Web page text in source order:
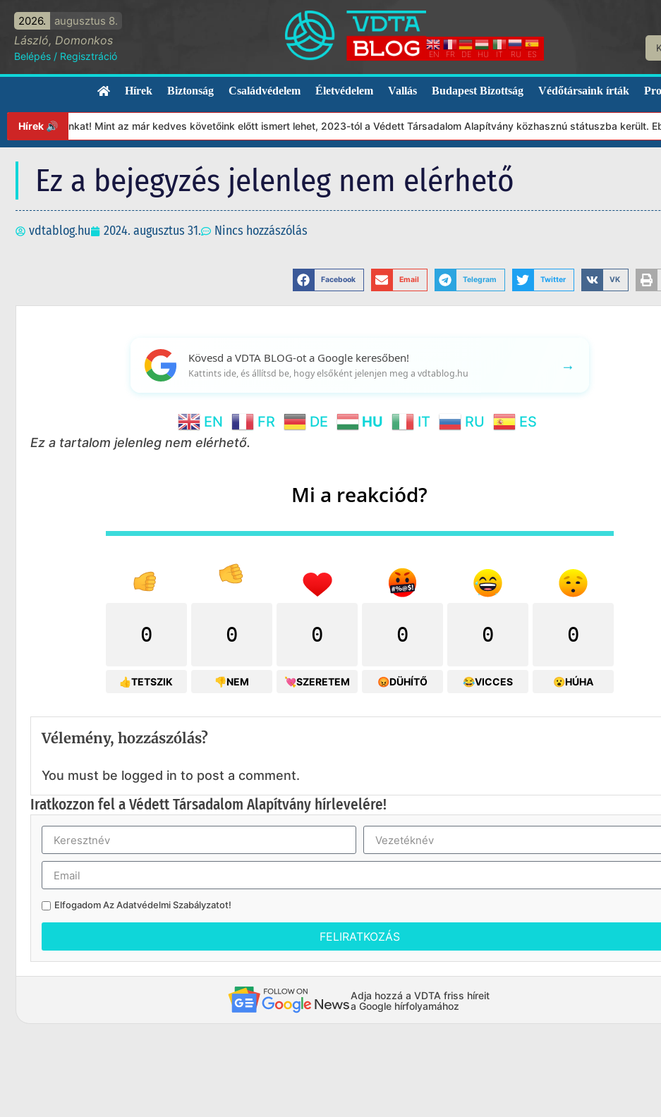
2026. augusztus 8.
László, Domonkos
Belépés / Regisztráció EN FR DE HU IT RU ES
Hírek Biztonság Családvédelem Életvédelem Vallás Budapest Bizottság Védőtársaink írták
Hírek 🔊 Mint az már kedves követőink előtt ismert lehet, 2023-tól a Védett Társadalom Alapítvány közhasznú státuszba került.
Ez a bejegyzés jelenleg nem elérhető
vdtablog.hu 2024. augusztus 31. Nincs hozzászólás
Facebook Email Telegram Twitter VK
Kövesd a VDTA BLOG-ot a Google keresőben!
Kattints ide, és állítsd be, hogy elsőként jelenjen meg a vdtablog.hu →
EN FR DE HU IT RU ES
Ez a tartalom jelenleg nem elérhető.
Mi a reakciód?
0
👍TETSZIK
0
👎NEM
0
💘SZERETEM
0
😡DÜHÍTŐ
0
😂VICCES
0
😮HÚHA
Vélemény, hozzászólás?
You must be logged in to post a comment.
Iratkozzon fel a Védett Társadalom Alapítvány hírlevelére!
Elfogadom AzAdatvédelmi Szabályzatot!
FELIRATKOZÁS
Adja hozzá a VDTA friss híreit
a Google hírfolyamához